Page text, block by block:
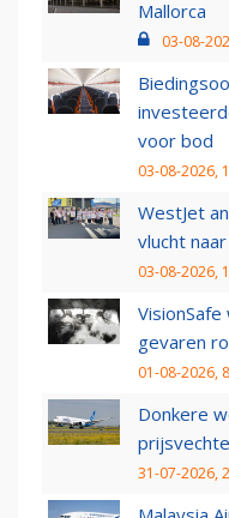
Mallorca
03-08-
voor bod
03-08-2026,
WestJet
vlucht
03-08-2026,
gevaren
01-08-2026,
Donkere
31-07-2026,